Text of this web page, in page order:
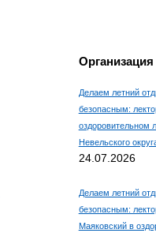
Делаем летний
безопасным:
оздоровительном
Невельского
24.07.2026
Делаем летний
безопасным:
Маяковский в